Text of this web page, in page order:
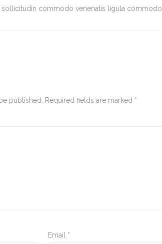
sollicitudin commodo venenatis ligula commodo.
published. Required fields are marked *
Email *